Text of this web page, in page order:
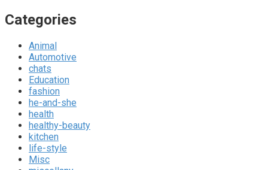
Categories
Animal
Automotive
chats
Education
fashion
he-and-she
health
healthy-beauty
kitchen
life-style
Misc